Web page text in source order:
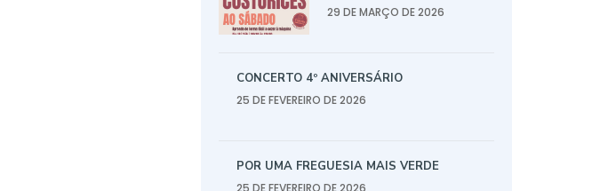
29 DE MARÇO DE 2026
CONCERTO 4º ANIVERSÁRIO
25 DE FEVEREIRO DE 2026
POR UMA FREGUESIA MAIS VERDE